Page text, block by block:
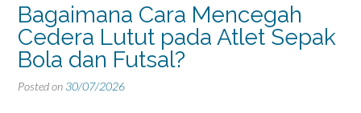
Bagaimana Cara Mencegah
Cedera Lutut pada Atlet Sepak
Bola dan Futsal?
Posted on 30/07/2026